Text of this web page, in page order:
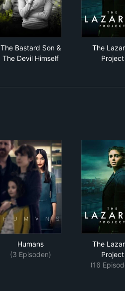
The Bastard Son &
The Devil Himself
The
Project
Humans
(3 Episoden)
The
Project
(16